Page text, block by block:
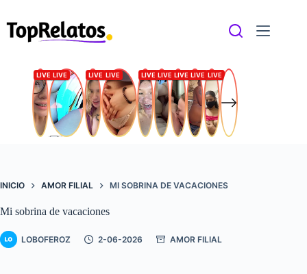
contenido
INICIO AMOR FILIAL MI SOBRINA DE VACACIONES
Mi sobrina de vacaciones
LOBOFEROZ 2-06-2026 AMOR FILIAL